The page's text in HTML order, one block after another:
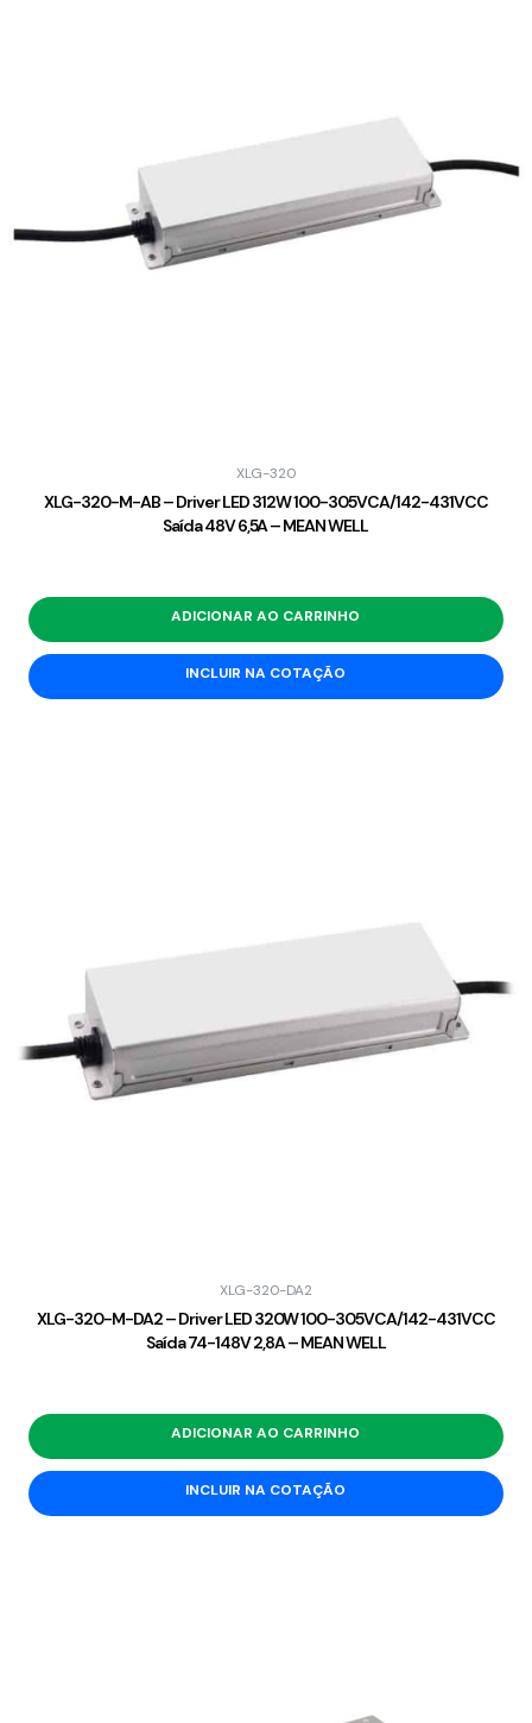
XLG-320
XLG-320-M-AB – Driver LED 312W 100-305VCA/142-431VCC
Saída 48V 6,5A – MEAN WELL
ADICIONAR AO CARRINHO
INCLUIR NA COTAÇÃO
XLG-320-DA2
XLG-320-M-DA2 – Driver LED 320W 100-305VCA/142-431VCC
Saída 74-148V 2,8A – MEAN WELL
ADICIONAR AO CARRINHO
INCLUIR NA COTAÇÃO